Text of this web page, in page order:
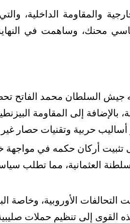
والمقاومة الداخلية،
محنك، وساهمت في
جيش السلطان محمد الفاتح
بالإضافة إلى المقاومة
أساليب حربية وتقنيات حصار
أركان حكمه في مواجهة
العثمانية، مما تطلب
التحالفات الأوروبية، وخاصة
إلى تنظيم حملات